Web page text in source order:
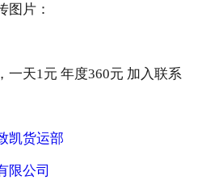
图片：
一天1元 年度360元 加入联系
凯货运部
限公司